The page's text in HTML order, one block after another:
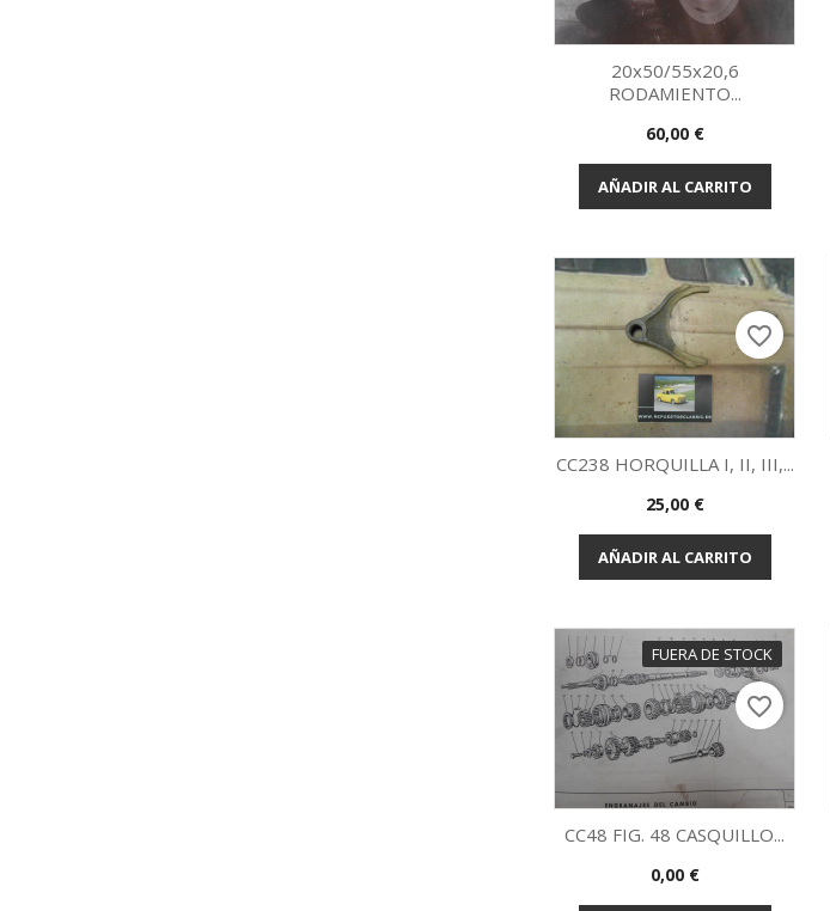
Vista rápida
20x50/55x20,6
RODAMIENTO...
Precio
60,00 €
AÑADIR AL CARRITO
Vista rápida
CC238 HORQUILLA I, II, III,...
Precio
25,00 €
AÑADIR AL CARRITO
favorite_border
FUERA DE STOCK
Vista rápida
CC48 FIG. 48 CASQUILLO...
Precio
0,00 €
favorite_border